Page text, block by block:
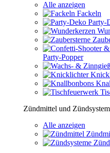
Alle anzeigen
Fackeln
Party-
Party-Popper
Zündmittel und Zündsystem
Alle anzeigen